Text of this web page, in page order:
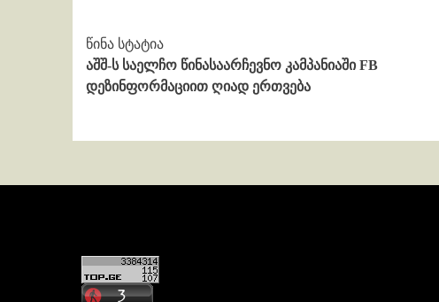
Continue
Reading
წინა სტატია
აშშ-ს საელჩო წინასაარჩევნო კამპანიაში FB
დეზინფორმაციით ღიად ერთვება